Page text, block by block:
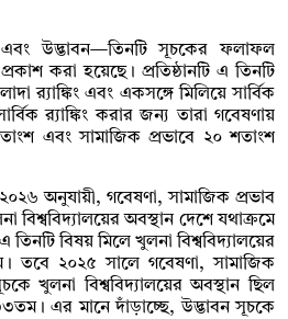
এবং উদ্ভাবন—তিনটি সূচকের ফলাফল
করা হয়েছে। প্রতিষ্ঠানটি এ তিনটি
র‌্যাঙ্কিং এবং একসঙ্গে মিলিয়ে সার্বিক
র‌্যাঙ্কিং করার জন্য তারা গবেষণায়
এবং সামাজিক প্রভাবে ২০ শতাংশ
২০২৬ অনুযায়ী, গবেষণা, সামাজিক প্রভাব
অবস্থান দেশে যথাক্রমে
বিষয় মিলে খুলনা বিশ্ববিদ্যালয়ের
তবে ২০২৫ সালে গবেষণা, সামাজিক
খুলনা বিশ্ববিদ্যালয়ের অবস্থান ছিল
এর মানে দাঁড়াচ্ছে, উদ্ভাবন সূচকে